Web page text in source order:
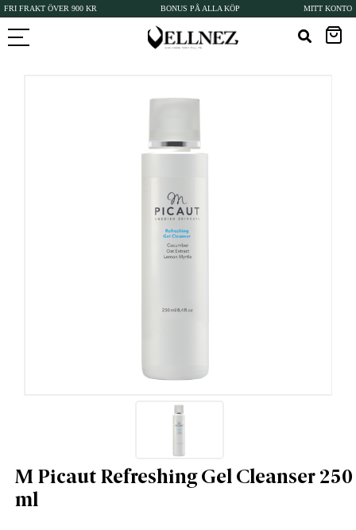
FRI FRAKT ÖVER 900 KR BONUS PÅ ALLA KÖP MITT KONTO
M Picaut Refreshing Gel Cleanser 250
ml